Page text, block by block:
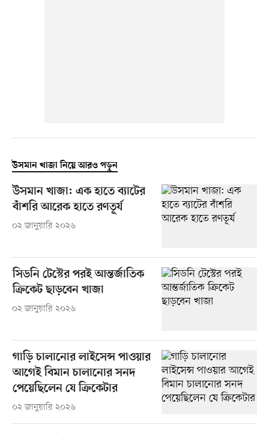
উসমান খাজা নিয়ে আরও পড়ুন
উসমান খাজা: এক হাতে ব্যাটের
বাঁশরি আরেক হাতে রণতূর্য
০২ জানুয়ারি ২০২৬
সিডনি টেস্টের পরই আন্তর্জাতিক
ক্রিকেট ছাড়বেন খাজা
০২ জানুয়ারি ২০২৬
গাড়ি চালানোর লাইসেন্স পাওয়ার
আগেই বিমান চালানোর সনদ
পেয়েছিলেন যে ক্রিকেটার
০২ জানুয়ারি ২০২৬